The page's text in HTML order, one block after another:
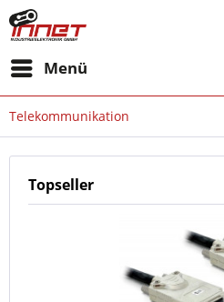
Menü
Telekommunikation
Topseller